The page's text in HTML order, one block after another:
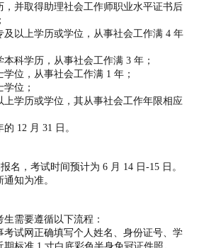
并取得助理社会工作师职业水平证书后
以上学历或学位，从事社会工作满 4 年
科学历，从事社会工作满 3 年；
位，从事社会工作满 1 年；
位；
学历或学位，其从事社会工作年限相应
12 月 31 日。
名，考试时间预计为 6 月 14 日-15 日。
知为准。
需要遵循以下流程：
试网正确填写个人姓名、身份证号、学